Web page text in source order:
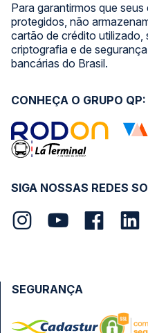
Para garantirmos que
protegidos, não
cartão de crédito
criptografia e de
bancárias do Brasil.
SIGA NOSSAS REDES
CONHEÇA O GRUPO QP:
SEGURANÇA